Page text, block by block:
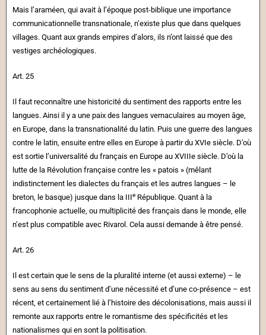
Mais l’araméen, qui avait à l’époque post-biblique une importance
communicationnelle transnationale, n’existe plus que dans quelques
villages. Quant aux grands empires d’alors, ils n’ont laissé que des
vestiges archéologiques.
Art. 25
Il faut reconnaître une historicité du sentiment des rapports entre les
langues. Ainsi il y a une paix des langues vernaculaires au moyen âge,
en Europe, dans la transnationalité du latin. Puis une guerre des langues
contre le latin, ensuite entre elles en Europe à partir du XVIe siècle. D’où
est sortie l’universalité du français en Europe au XVIIIe siècle. D’où la
lutte de la Révolution française contre les « patois » (mêlant
indistinctement les dialectes du français et les autres langues – le
breton, le basque) jusque dans la IIIe République. Quant à la
francophonie actuelle, ou multiplicité des français dans le monde, elle
n’est plus compatible avec Rivarol. Cela aussi demande à être pensé.
Art. 26
Il est certain que le sens de la pluralité interne (et aussi externe) – le
sens au sens du sentiment d’une nécessité et d’une co-présence – est
récent, et certainement lié à l’histoire des décolonisations, mais aussi il
remonte aux rapports entre le romantisme des spécificités et les
nationalismes qui en sont la politisation.